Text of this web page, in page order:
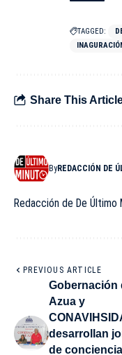
TAGGED:
Share This
ByREDACCIÓN DE
Redacción de De Último
PREVIOUS ARTICLE
Gobernación
Azua y
desarrollan
de